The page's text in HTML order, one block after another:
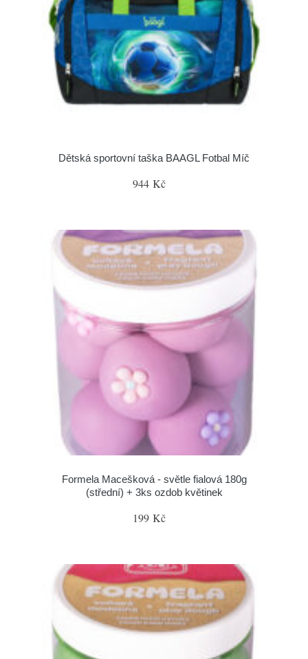
Dětská sportovní taška BAAGL Fotbal Míč
944 Kč
Formela Macešková - světle fialová 180g
(střední) + 3ks ozdob květinek
199 Kč